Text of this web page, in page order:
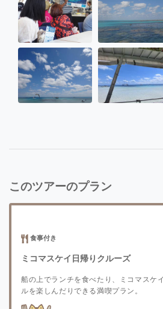
このツアーのプラン
食事付き
ミコマスケイ日帰りクルーズ
船の上でランチを食べたり、ミコマスケ
ルを楽しんだりできる満喫プラン。